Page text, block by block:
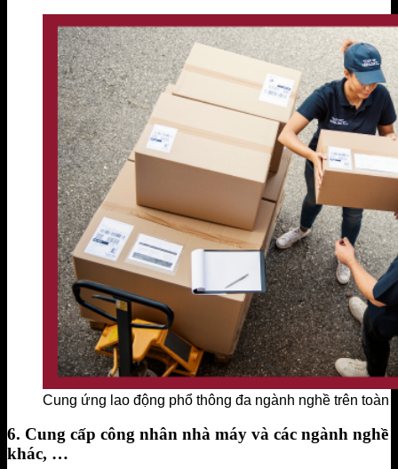
Cung ứng lao động phổ thông đa ngành nghề trên toàn
6. Cung cấp công nhân nhà máy và các ngành nghề
khác, …